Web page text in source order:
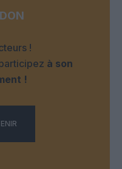
!
à son
!